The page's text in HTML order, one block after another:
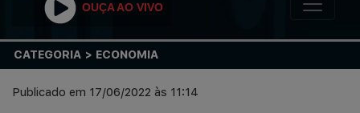
OUÇA AO VIVO
CATEGORIA > ECONOMIA
Publicado em 17/06/2022 às 11:14